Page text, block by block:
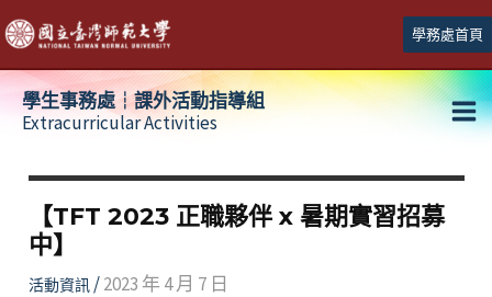
跳
至
主
學務處首頁
學生事務處┆課外活動指導組
Extracurricular Activities
【TFT 2023 正職夥伴 x 暑期實習招募
中】
活動資訊/2023 年 4 月 7 日